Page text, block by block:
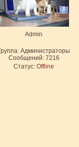
Admin
Администраторы
Сообщений: 7216
Статус: Offline